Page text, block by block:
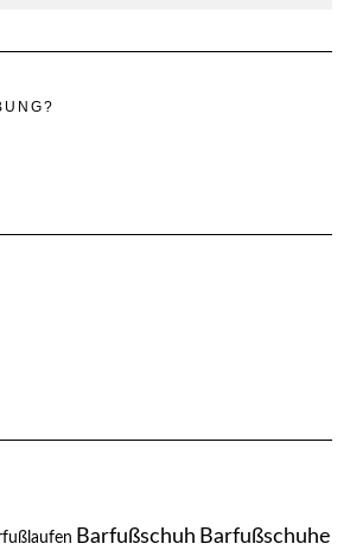
Barfußschuh Barfußschuhe